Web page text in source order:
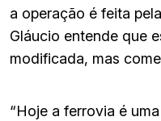
a operação é feita pela
Gláucio entende que
modificada, mas
“Hoje a ferrovia é